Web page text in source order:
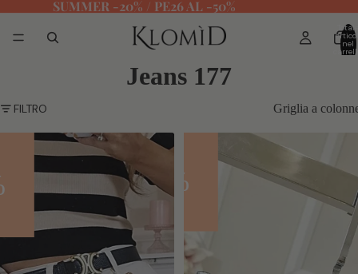
SUMMER -20% / PE26 AL -50%
Totale
nel
Jeans 177
FILTRO Griglia a
-
- 70%